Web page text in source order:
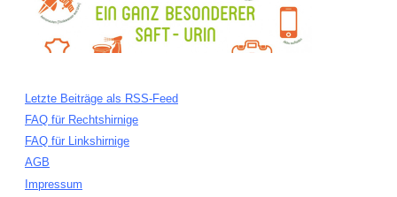
Letzte Beiträge als RSS-Feed
FAQ für Rechtshirnige
FAQ für Linkshirnige
AGB
Impressum